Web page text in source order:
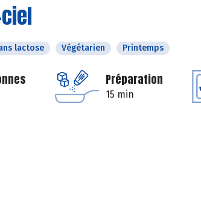
lactose Végétarien Printemps
Préparation
15 min